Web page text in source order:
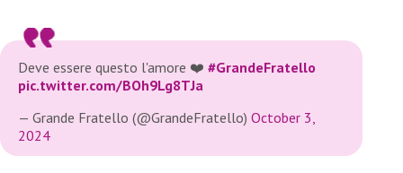
Deve essere questo l'amore ❤️ #GrandeFratello
pic.twitter.com/BOh9Lg8TJa
— Grande Fratello (@GrandeFratello) October 3,
2024